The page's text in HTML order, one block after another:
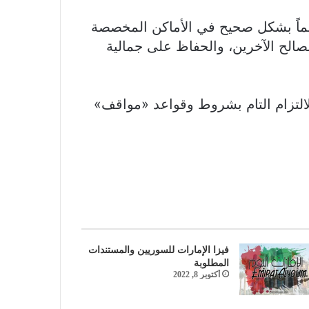
بشكل صحيح في الأماكن المخصصة
الآخرين، والحفاظ على جمالية
التام بشروط وقواعد «مواقف»
فيزا الإمارات للسوريين والمستندات
المطلوبة
أكتوبر 8, 2022